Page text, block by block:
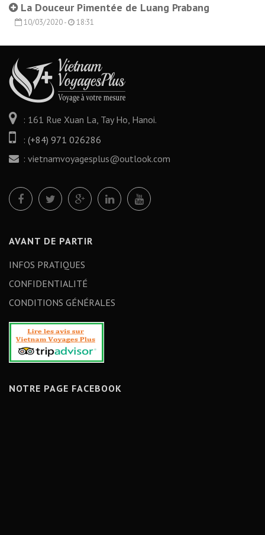
La Douceur Pimentée de Luang Prabang
10/03/2020 - 18:31
: 161 Rue Xuan La, Tay Ho, Hanoi.
: (+84) 971 026286
: vietnamvoyagesplus@outlook.com
AVANT DE PARTIR
INFOS PRATIQUES
CONFIDENTIALITÉ
CONDITIONS GÉNÉRALES
NOTRE PAGE FACEBOOK